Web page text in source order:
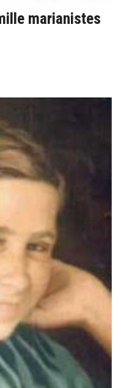
marianistes